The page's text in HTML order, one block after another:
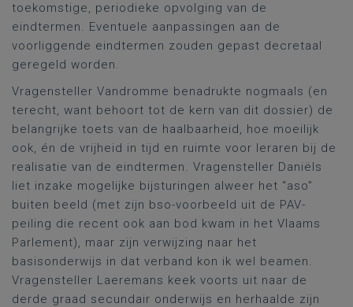
toekomstige, periodieke opvolging van de
eindtermen. Eventuele aanpassingen aan de
voorliggende eindtermen zouden gepast decretaal
geregeld worden.
Vragensteller Vandromme benadrukte nogmaals (en
terecht, want behoort tot de kern van dit dossier) de
belangrijke toets van de haalbaarheid, hoe moeilijk
ook, én de vrijheid in tijd en ruimte voor leraren bij de
realisatie van de eindtermen. Vragensteller Daniëls
liet inzake mogelijke bijsturingen alweer het “aso”
buiten beeld (met zijn bso-voorbeeld uit de PAV-
peiling die recent ook aan bod kwam in het Vlaams
Parlement), maar zijn verwijzing naar het
basisonderwijs in dat verband kon ik wel beamen.
Vragensteller Laeremans keek voorts uit naar de
derde graad secundair onderwijs en herhaalde zijn